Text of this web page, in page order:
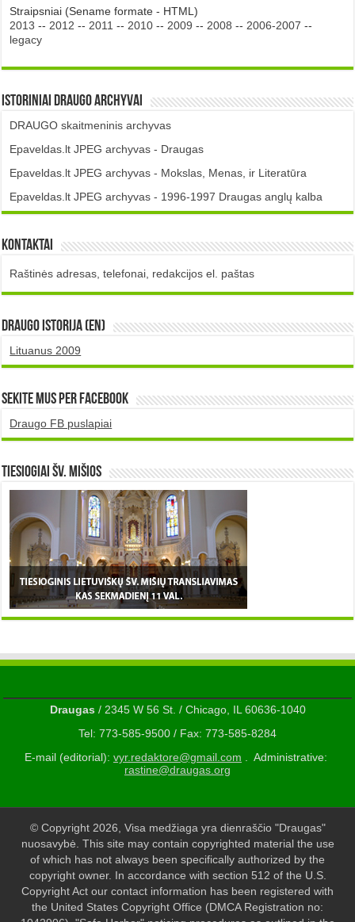
Straipsniai (Sename formate - HTML)
2013 -- 2012 -- 2011 -- 2010 -- 2009 -- 2008 -- 2006-2007 --
legacy
Istoriniai DRAUGO Archyvai
DRAUGO skaitmeninis archyvas
Epaveldas.lt JPEG archyvas - Draugas
Epaveldas.lt JPEG archyvas - Mokslas, Menas, ir Literatūra
Epaveldas.lt JPEG archyvas - 1996-1997 Draugas anglų kalba
Kontaktai
Raštinės adresas, telefonai, redakcijos el. paštas
DRAUGO istorija (EN)
Lituanus 2009
Sekite mus per Facebook
Draugo FB puslapiai
TIESIOGIAI šv. MIŠIOS
Draugas/ 2345 W 56 St. / Chicago, IL 60636-1040
Tel: 773-585-9500 / Fax: 773-585-8284
E-mail (editorial): vyr.redaktore@gmail.com . Administrative:
rastine@draugas.org
© Copyright 2026, Visa medžiaga yra dienraščio "Draugas"
nuosavybė. This site may contain copyrighted material the use
of which has not always been specifically authorized by the
copyright owner. In accordance with section 512 of the U.S.
Copyright Act our contact information has been registered with
the United States Copyright Office (DMCA Registration no: